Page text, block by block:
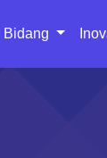
Bidang